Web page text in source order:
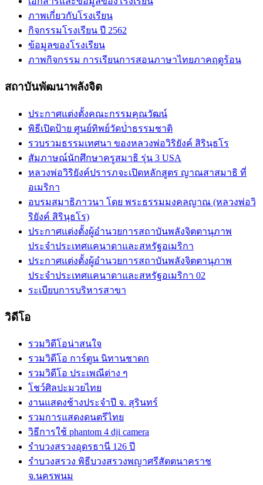
ภาพเกี่ยวกับโรงเรียน
กิจกรรมโรงเรียน ปี 2562
ข้อมูลของโรงเรียน
ภาพกิจกรรม การเรียนการสอนภาษาไทยภาคฤดูร้อน
สถาบันพัฒนาพลังจิต
ประกาศแต่งตั้งคณะกรรมคุณวัฒน์
พิธีเปิดป้าย ศูนย์ทิพย์วัดป่่าธรรมชาติ
รวบรวมธรรมเทศนา ของหลวงพ่อวิริยังค์ สิรินฺธโร
สัมภาษณ์นักศึกษาครูสมาธิ รุ่น 3 USA
หลวงพ่อวิริยังค์ปรารภจะเปิดหลักสูตร ญาณสาสมาธิ ที่
อเมริกา
อบรมสมาธิภาวนา โดย พระธรรมมงคลญาณ (หลวงพ่อวิ
ริยังค์ สิรินฺธโร)
ประกาศแต่งตั้งผู้อำนวยการสถาบันพลังจิตตานุภาพ
ประจำประเทศแคนาดาและสหรัฐอเมริกา
ประกาศแต่งตั้งผู้อำนวยการสถาบันพลังจิตตานุภาพ
ประจำประเทศแคนาดาและสหรัฐอเมริกา 02
ระเบียบการบริหารสาขา
วิดีโอ
รวมวิดีโอน่าสนใจ
รวมวิดีโอ การ์ตูน นิทานชาดก
รวมวิดีโอ ประเพณีต่าง ๆ
โชว์ศิลปะมวยไทย
งานแสดงช้างประจำปี จ. สุรินทร์
รวมการแสดงดนตรีไทย
วิธีการใช้ phantom 4 dji camera
รำบวงสรวงอุดรธานี 126 ปี
รำบวงสรวง พิธีบวงสรวงพญาศรีสัตตนาคราช
จ.นครพนม